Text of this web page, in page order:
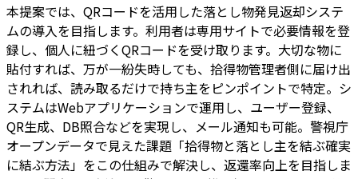
本提案では、QRコードを活用した落とし物発見返却システ
ムの導入を目指します。利用者は専用サイトで必要情報を登
録し、個人に紐づくQRコードを受け取ります。大切な物に
貼付すれば、万が一紛失時しても、拾得物管理者側に届け出
されれば、読み取るだけで持ち主をピンポイントで特定。シ
ステムはWebアプリケーションで運用し、ユーザー登録、
QR生成、DB照合などを実現し、メール通知も可能。警視庁
オープンデータで見えた課題「拾得物と落とし主を結ぶ確実
に結ぶ方法」をこの仕組みで解決し、返還率向上を目指しま